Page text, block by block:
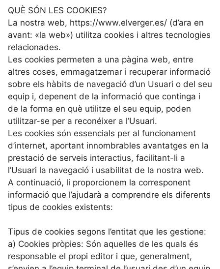
QUÈ SÓN LES COOKIES?
La nostra web, https://www.elverger.es/ (d’ara en
avant: «la web») utilitza cookies i altres tecnologies
relacionades.
Les cookies permeten a una pàgina web, entre
altres coses, emmagatzemar i recuperar informació
sobre els hàbits de navegació d’un Usuari o del seu
equip i, depenent de la informació que continga i
de la forma en què utilitze el seu equip, poden
utilitzar-se per a reconéixer a l’Usuari.
Les cookies són essencials per al funcionament
d’internet, aportant innombrables avantatges en la
prestació de serveis interactius, facilitant-li a
l’Usuari la navegació i usabilitat de la nostra web.
A continuació, li proporcionem la corresponent
informació que l’ajudarà a comprendre els diferents
tipus de cookies existents:
Tipus de cookies segons l’entitat que les gestione:
a) Cookies pròpies: Són aquelles de les quals és
responsable el propi editor i que, generalment,